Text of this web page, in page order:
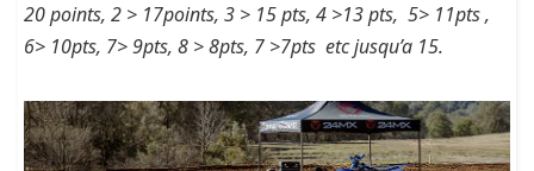
20 points, 2 > 17points, 3 > 15 pts, 4 >13 pts, 5> 11pts ,
6> 10pts, 7> 9pts, 8 > 8pts, 7 >7pts etc jusqu’a 15.